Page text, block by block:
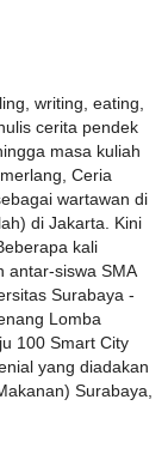
writing, eating,
cerita pendek
masa kuliah
Ceria
wartawan di
di Jakarta. Kini
kali
antar-siswa SMA
Surabaya -
Lomba
100 Smart City
yang diadakan
Surabaya,